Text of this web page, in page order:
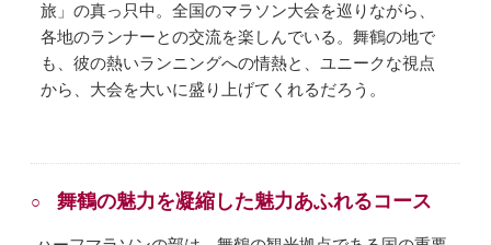
旅」の真っ只中。全国のマラソン大会を巡りながら、
各地のランナーとの交流を楽しんでいる。舞鶴の地で
も、彼の熱いランニングへの情熱と、ユニークな視点
から、大会を大いに盛り上げてくれるだろう。
舞鶴の魅力を凝縮した魅力あふれるコース